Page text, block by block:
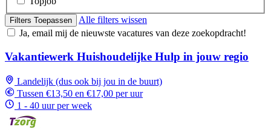
Filters Toepassen
Alle filters wissen
Ja, email mij de nieuwste vacatures van deze zoekopdracht!
Vakantiewerk Huishoudelijke Hulp in jouw regio
Landelijk (dus ook bij jou in de buurt)
Tussen €13,50 en €17,00 per uur
1 - 40 uur per week